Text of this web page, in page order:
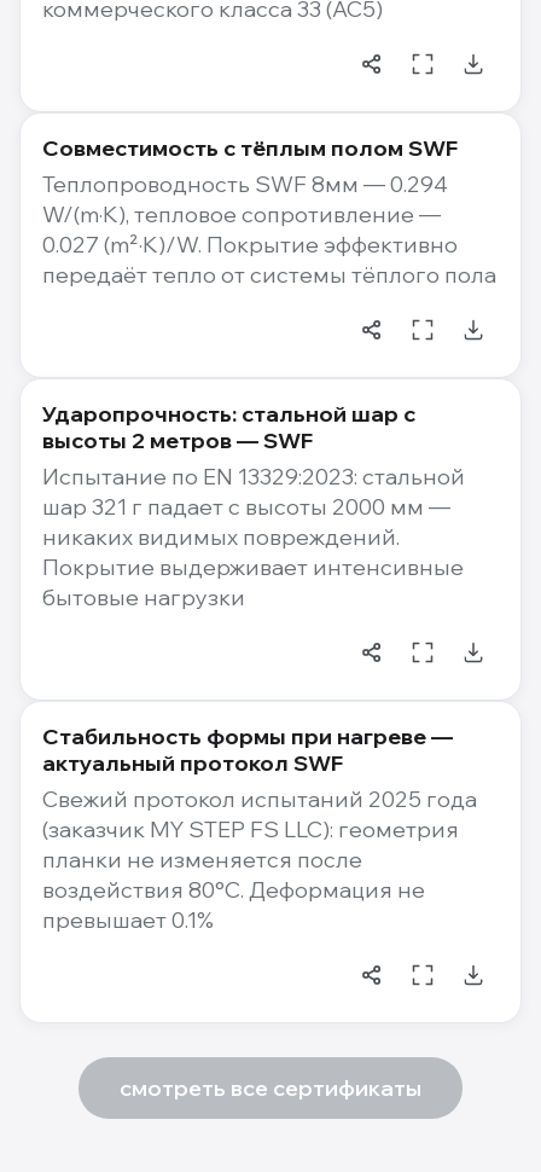
коммерческого класса 33 (AC5)
Совместимость с тёплым полом SWF
Теплопроводность SWF 8мм — 0.294
W/(m·K), тепловое сопротивление —
0.027 (m²·K)/W. Покрытие эффективно
передаёт тепло от системы тёплого пола
Ударопрочность: стальной шар с
высоты 2 метров — SWF
Испытание по EN 13329:2023: стальной
шар 321 г падает с высоты 2000 мм —
никаких видимых повреждений.
Покрытие выдерживает интенсивные
бытовые нагрузки
Стабильность формы при нагреве —
актуальный протокол SWF
Свежий протокол испытаний 2025 года
(заказчик MY STEP FS LLC): геометрия
планки не изменяется после
воздействия 80°C. Деформация не
превышает 0.1%
смотреть все сертификаты